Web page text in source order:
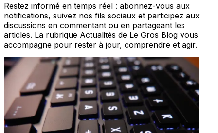
Restez informé en temps réel : abonnez-vous aux
notifications, suivez nos fils sociaux et participez aux
discussions en commentant ou en partageant les
articles. La rubrique Actualités de Le Gros Blog vous
accompagne pour rester à jour, comprendre et agir.